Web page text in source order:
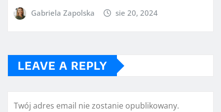
Gabriela Zapolska sie 20, 2024
LEAVE A REPLY
Twój adres email nie zostanie opublikowany.